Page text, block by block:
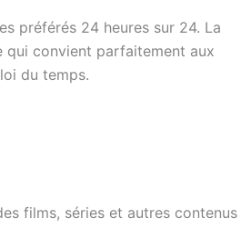
préférés 24 heures sur 24. La
qui convient parfaitement aux
du temps.
films, séries et autres contenus